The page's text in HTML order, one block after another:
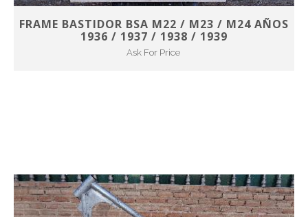
FRAME BASTIDOR BSA M22 / M23 / M24 AÑOS
1936 / 1937 / 1938 / 1939
Ask For Price